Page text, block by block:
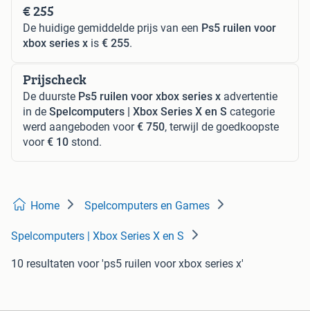
€ 255
De huidige gemiddelde prijs van een Ps5 ruilen voor
xbox series x is € 255.
Prijscheck
De duurste Ps5 ruilen voor xbox series x advertentie
in de Spelcomputers | Xbox Series X en S categorie
werd aangeboden voor€ 750, terwijl de goedkoopste
voor€ 10 stond.
Home Spelcomputers en Games
Spelcomputers | Xbox Series X en S
10 resultaten voor 'ps5 ruilen voor xbox series x'